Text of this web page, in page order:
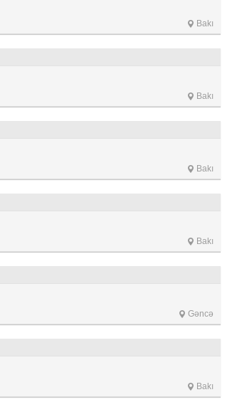
Bakı
Bakı
Bakı
Bakı
Gəncə
Bakı